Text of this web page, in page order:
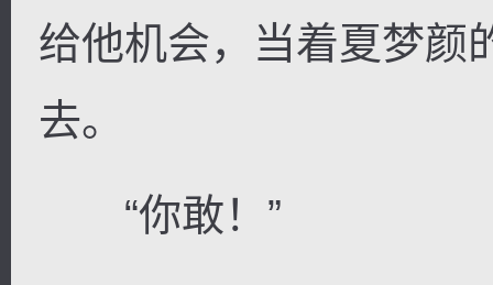
给他机会，当着夏梦颜
去。
“你敢！”